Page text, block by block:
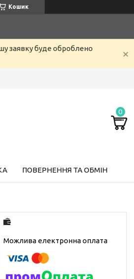
Кошик
заявку буде оброблено
ПОВЕРНЕННЯ ТА ОБМІН